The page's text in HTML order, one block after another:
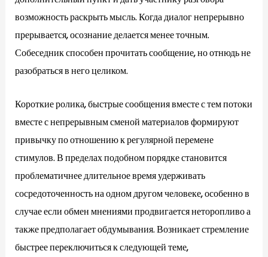
возможность раскрыть мысль. Когда диалог непрерывно
прерывается, осознание делается менее точным.
Собеседник способен прочитать сообщение, но отнюдь не
разобраться в него целиком.
Короткие ролика, быстрые сообщения вместе с тем потоки
вместе с непрерывным сменой материалов формируют
привычку по отношению к регулярной перемене
стимулов. В пределах подобном порядке становится
проблематичнее длительное время удерживать
сосредоточенность на одном другом человеке, особенно в
случае если обмен мнениями продвигается неторопливо а
также предполагает обдумывания. Возникает стремление
быстрее переключиться к следующей теме,